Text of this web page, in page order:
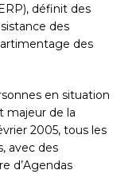
définit des
des
des
en situation
majeur de la
2005, tous les
avec des
d’Agendas